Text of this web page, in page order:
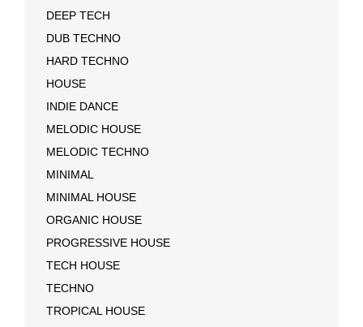
DEEP TECH
DUB TECHNO
HARD TECHNO
HOUSE
INDIE DANCE
MELODIC HOUSE
MELODIC TECHNO
MINIMAL
MINIMAL HOUSE
ORGANIC HOUSE
PROGRESSIVE HOUSE
TECH HOUSE
TECHNO
TROPICAL HOUSE